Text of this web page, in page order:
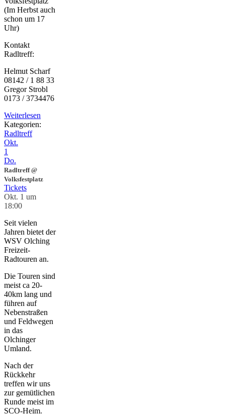
(Im Herbst auch
schon um 17
Uhr)
Kontakt
Radltreff:
Helmut Scharf
08142 / 1 88 33
Gregor Strobl
0173 / 3734476
Weiterlesen
Kategorien:
Radltreff
Okt.
1
Do.
Radltreff@
Volksfestplatz
Tickets
Okt. 1 um
18:00
Seit vielen
Jahren bietet der
WSV Olching
Freizeit-
Radtouren an.
Die Touren sind
meist ca 20-
40km lang und
führen auf
Nebenstraßen
und Feldwegen
in das
Olchinger
Umland.
Nach der
Rückkehr
treffen wir uns
zur gemütlichen
Runde meist im
SCO-Heim.